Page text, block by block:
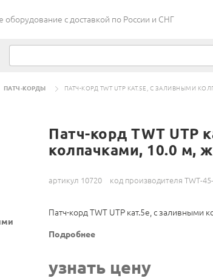
c доставкой по России и СНГ
ПАТЧ-КОРДЫ ПАТЧ-КОРД TWT UTP КАТ.5E, С ЗАЛИВНЫМИ
Патч-корд TWT UTP
колпачками, 10.0 м,
артикул 10720 код производителя TWT-45-
Патч-корд TWT UTP кат.5e, с заливными
Подробнее
узнать цену